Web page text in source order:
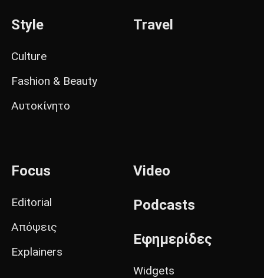
Style
Culture
Fashion & Beauty
Αυτοκίνητο
Travel
Focus
Editorial
Απόψεις
Explainers
Video
Podcasts
Εφημερίδες
Widgets